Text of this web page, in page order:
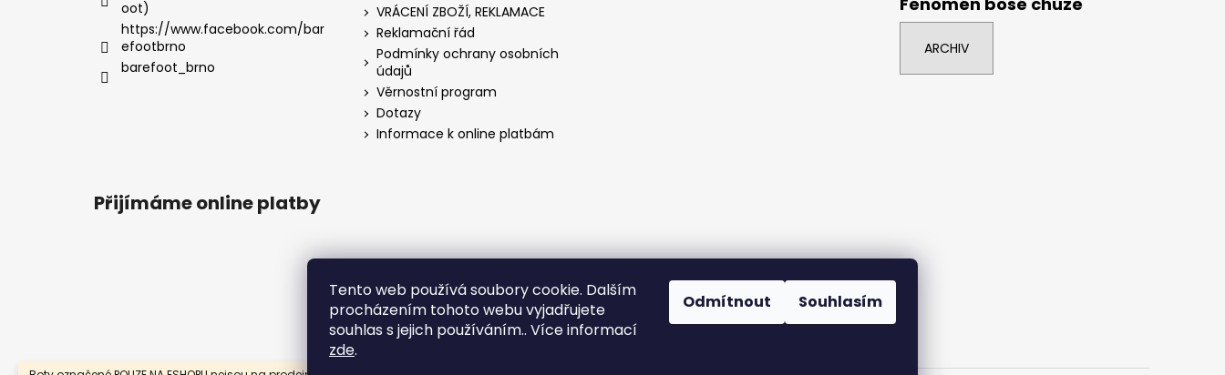
Tento web používá soubory cookie. Dalším
procházením tohoto webu vyjadřujete
souhlas s jejich používáním.. Více informací
zde.
Odmítnout Souhlasím
oot)
https://www.facebook.com/bar
efootbrno
barefoot_brno
VRÁCENÍ ZBOŽÍ, REKLAMACE
Reklamační řád
Podmínky ochrany osobních
údajů
Věrnostní program
Dotazy
Informace k online platbám
ARCHIV
Přijímáme online platby
comgate